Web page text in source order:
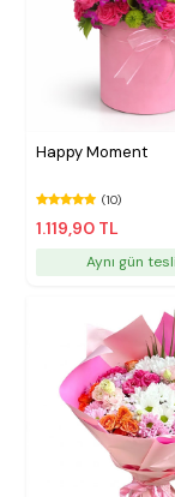
Happy Moment
(10)
1.119,90 TL
Aynı gün